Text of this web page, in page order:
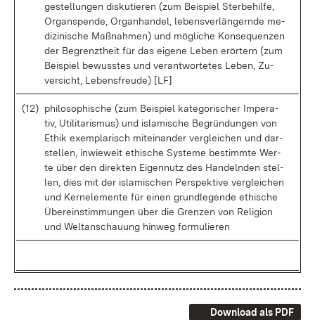
ge­stel­lun­gen dis­ku­tie­ren (zum Bei­spiel Ster­be­hil­fe,
Or­gan­spen­de, Or­gan­han­del, le­bens­ver­län­gern­de me­
di­zi­ni­sche Maß­nah­men) und mög­li­che Kon­se­quen­zen
der Be­grenzt­heit für das ei­ge­ne Le­ben er­ör­tern (zum
Bei­spiel be­wuss­tes und ver­ant­wor­te­tes Le­ben, Zu­
ver­sicht, Le­bens­freu­de) [LF]
(12) phi­lo­so­phi­sche (zum Bei­spiel ka­te­go­ri­scher Im­pe­ra­
tiv, Uti­li­ta­ris­mus) und is­la­mi­sche Be­grün­dun­gen von
Ethik ex­em­pla­risch mit­ein­an­der ver­glei­chen und dar­
stel­len, in­wie­weit ethi­sche Sys­te­me be­stimm­te Wer­
te über den di­rek­ten Ei­gen­nutz des Han­deln­den stel­
len, dies mit der is­la­mi­schen Per­spek­ti­ve ver­glei­chen
und Kern­ele­men­te für ei­nen grund­le­gen­de ethi­sche
Über­ein­stim­mun­gen über die Gren­zen von Re­li­gi­on
und Welt­an­schau­ung hin­weg for­mu­lie­ren
Download als PDF